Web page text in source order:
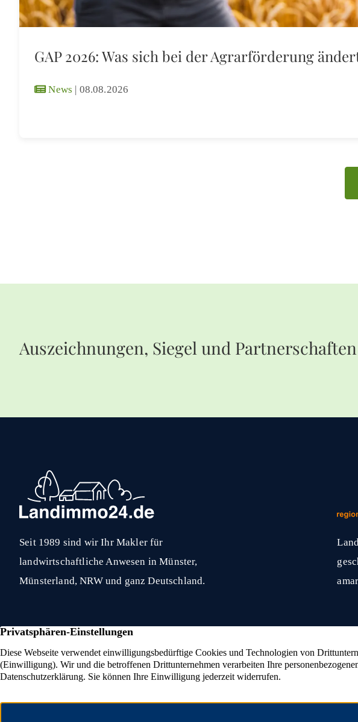
GAP 2026: Was sich bei der Agrarförderung
News 08.08.2026
Auszeichnungen, Siegel und Partnerschaften
Seit 1989 sind wir Ihr Makler für
landwirtschaftliche Anwesen in Münster,
Münsterland, NRW und ganz Deutschland.